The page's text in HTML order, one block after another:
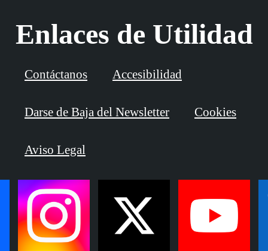
Enlaces de Utilidad
Contáctanos Accesibilidad
Darse de Baja del Newsletter Cookies
Aviso Legal